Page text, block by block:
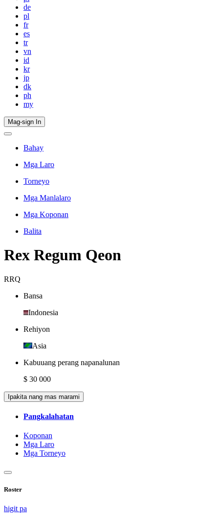
de
pl
fr
es
tr
vn
id
kr
jp
dk
ph
my
Mag-sign In
Bahay
Mga Laro
Torneyo
Mga Manlalaro
Mga Koponan
Balita
Rex Regum Qeon
RRQ
Bansa
Indonesia
Rehiyon
Asia
Kabuuang perang napanalunan
$ 30 000
Ipakita nang mas marami
Pangkalahatan
Koponan
Mga Laro
Mga Torneyo
Roster
higit pa